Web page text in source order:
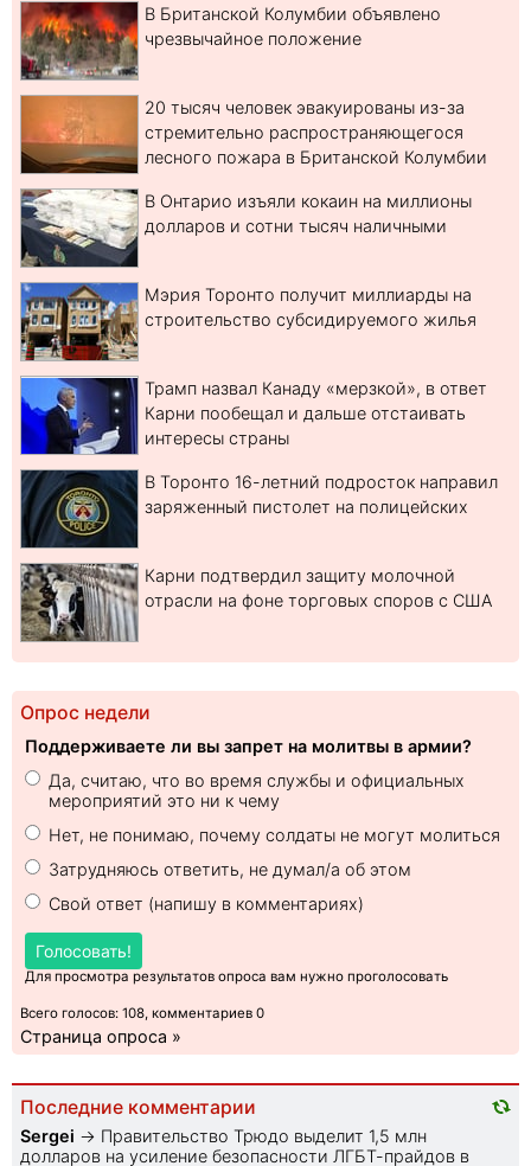
В Британской Колумбии объявлено
чрезвычайное положение
20 тысяч человек эвакуированы из-за
стремительно распространяющегося
лесного пожара в Британской Колумбии
В Онтарио изъяли кокаин на миллионы
долларов и сотни тысяч наличными
Мэрия Торонто получит миллиарды на
строительство субсидируемого жилья
Трамп назвал Канаду «мерзкой», в ответ
Карни пообещал и дальше отстаивать
интересы страны
В Торонто 16-летний подросток направил
заряженный пистолет на полицейских
Карни подтвердил защиту молочной
отрасли на фоне торговых споров с США
Опрос недели
Поддерживаете ли вы запрет на молитвы в армии?
Да, считаю, что во время службы и официальных
мероприятий это ни к чему
Нет, не понимаю, почему солдаты не могут молиться
Затрудняюсь ответить, не думал/а об этом
Свой ответ (напишу в комментариях)
Голосовать!
Для просмотра результатов опроса вам нужно проголосовать
Всего голосов: 108, комментариев 0
Страница опроса »
Последние комментарии
Sеrgei → Правительство Трюдо выделит 1,5 млн
долларов на усиление безопасности ЛГБТ-прайдов в